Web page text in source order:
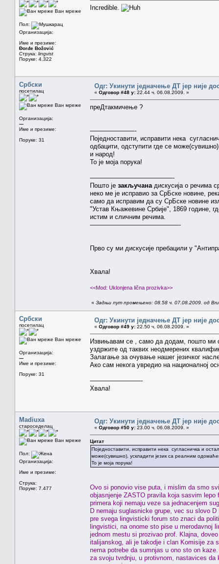
Ван мреже
Пол:
Организација:
Име и презиме:
Đorđe Božović
Струка: lingvist
Поруке: 4.322
Incredible.
Србски
посетилац
Ван мреже
Организација:
---
Име и презиме:
Поруке: 31
Одг: Укинути једначење ДТ јер није
« Одговор #48 у: 22.44 ч. 06.08.2009. »
преДтакмичење ?
———————-
Поједноставити, исправити нека
одбацити, одступити где се
и народ!
То је моја порука!
—————————————-
Пошто је закључана дискусија о речима
неко ме је исправио за СрБске новине,
само да исправим да су СрБске новине
"Устав Књажевине Србије", 1869 године,
истим и сличним речима.
——————————————-
Прво су ми дискусије пребацили у
Хвала!
<<Mod: Uklonjena lična prozivka>>
« Задњи пут промењено: 08.58 ч. 07.08.2009. од
Србски
посетилац
Ван мреже
Организација:
---
Име и презиме:
Поруке: 31
Одг: Укинути једначење ДТ јер није
« Одговор #49 у: 22.50 ч. 06.08.2009. »
Извињавам се , само да додам, пошто ми
уздржите од таквих неодмерених
Залагање за очување нашег језичког
Ако сам некога увредио на националној
————————-
Хвала!
Madiuxa
староседелац
Ван мреже
Пол:
Организација:
Име и презиме:
Струка:
Поруке: 7.477
Одг: Укинути једначење ДТ јер није
« Одговор #50 у: 23.00 ч. 06.08.2009. »
Цитат
Поједноставити, исправити нека сугласничка и
може(сувишно), ускладити језик са реалним
То је моја порука!
Ovo si ponovio vise puta, i mislim da smo
objasnjenje ZASTO pravila koja sasvim
primera koji nemaju veze sa jednacenjem
D nemaju suglasnicke grupe, vec su slovo
pre svega lingvisticki forum sto znaci da
lingvistici, na onome sto pise u merodavnoj
jednom mestu si prozivao prof. Klajna,
italijanskog, ali je takodje i clan Komisije za
nema potrebe da sumnjas u ono sto on
za svoju tvrdnju, u protivnom, nastavices da